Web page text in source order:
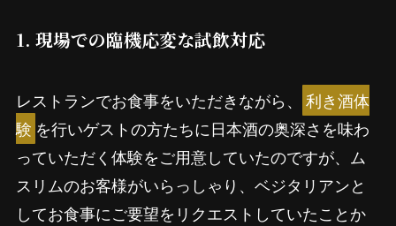
1. 現場での臨機応変な試飲対応
レストランでお食事をいただきながら、
利き酒体
験 を行いゲストの方たちに日本酒の奥深さを味わ
っていただく体験をご用意していたのですが、ム
スリムのお客様がいらっしゃり、ベジタリアンと
してお食事にご要望をリクエストしていたことか